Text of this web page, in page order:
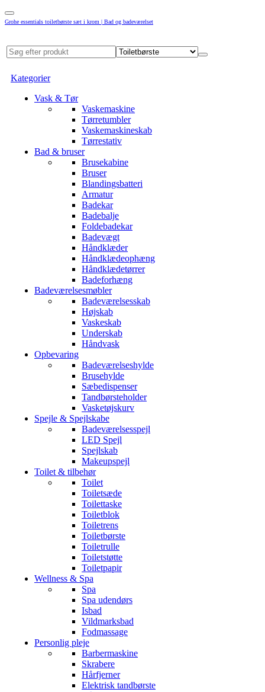
Grohe essentials toiletbørste sæt i krom | Bad og badeværelset
Kategorier
Vask & Tør
Vaskemaskine
Tørretumbler
Vaskemaskineskab
Tørrestativ
Bad & bruser
Brusekabine
Bruser
Blandingsbatteri
Armatur
Badekar
Badebalje
Foldebadekar
Badevægt
Håndklæder
Håndklædeophæng
Håndklædetørrer
Badeforhæng
Badeværelsesmøbler
Badeværelsesskab
Højskab
Vaskeskab
Underskab
Håndvask
Opbevaring
Badeværelseshylde
Brusehylde
Sæbedispenser
Tandbørsteholder
Vasketøjskurv
Spejle & Spejlskabe
Badeværelsesspejl
LED Spejl
Spejlskab
Makeupspejl
Toilet & tilbehør
Toilet
Toiletsæde
Toilettaske
Toiletblok
Toiletrens
Toiletbørste
Toiletrulle
Toiletstøtte
Toiletpapir
Wellness & Spa
Spa
Spa udendørs
Isbad
Vildmarksbad
Fodmassage
Personlig pleje
Barbermaskine
Skrabere
Hårfjerner
Elektrisk tandbørste